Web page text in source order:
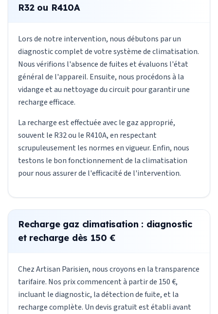
R32 ou R410A
Lors de notre intervention, nous débutons par un
diagnostic complet de votre système de climatisation.
Nous vérifions l'absence de fuites et évaluons l'état
général de l'appareil. Ensuite, nous procédons à la
vidange et au nettoyage du circuit pour garantir une
recharge efficace.
La recharge est effectuée avec le gaz approprié,
souvent le R32 ou le R410A, en respectant
scrupuleusement les normes en vigueur. Enfin, nous
testons le bon fonctionnement de la climatisation
pour nous assurer de l'efficacité de l'intervention.
Recharge gaz climatisation : diagnostic
et recharge dès 150 €
Chez Artisan Parisien, nous croyons en la transparence
tarifaire. Nos prix commencent à partir de 150 €,
incluant le diagnostic, la détection de fuite, et la
recharge complète. Un devis gratuit est établi avant